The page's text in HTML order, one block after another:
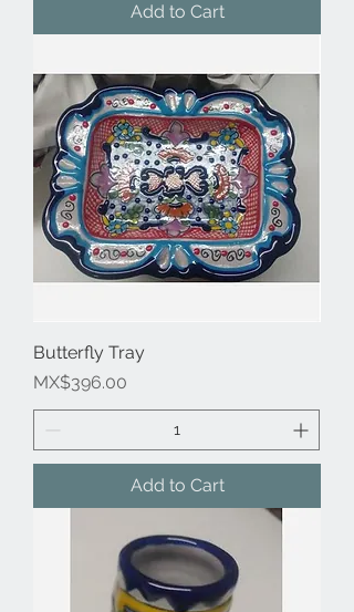
Add to Cart
Butterfly Tray
Price
MX$396.00
Add to Cart